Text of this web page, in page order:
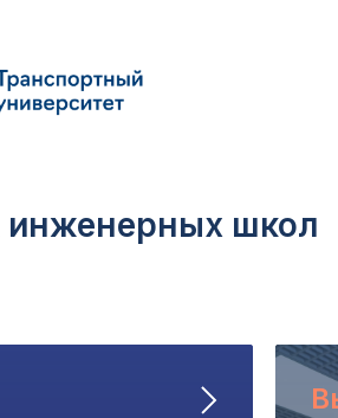
инженерных школ